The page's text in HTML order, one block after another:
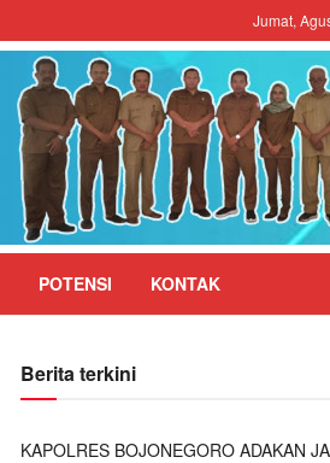
Jumat,
POTENSI KONTAK
Berita terkini
KAPOLRES BOJONEGORO ADAKAN